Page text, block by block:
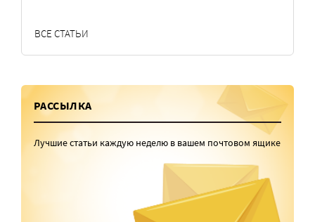
ВСЕ СТАТЬИ
РАССЫЛКА
Лучшие статьи каждую неделю в вашем почтовом ящике